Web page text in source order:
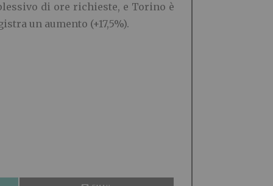
di ore richieste, e Torino è
un aumento (+17,5%).